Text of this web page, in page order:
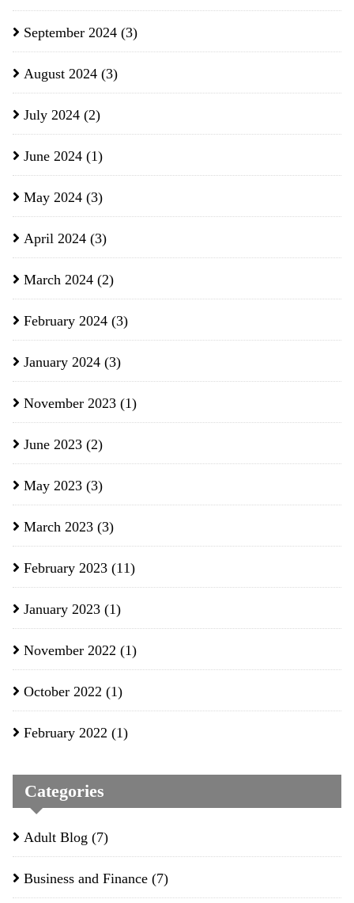
September 2024 (3)
August 2024 (3)
July 2024 (2)
June 2024 (1)
May 2024 (3)
April 2024 (3)
March 2024 (2)
February 2024 (3)
January 2024 (3)
November 2023 (1)
June 2023 (2)
May 2023 (3)
March 2023 (3)
February 2023 (11)
January 2023 (1)
November 2022 (1)
October 2022 (1)
February 2022 (1)
Categories
Adult Blog (7)
Business and Finance (7)